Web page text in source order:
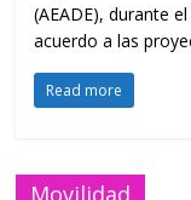
(AEADE), durante
acuerdo a las
Read more
Movilidad